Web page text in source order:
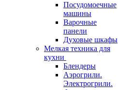
Посудомоечные
машины
Варочные
панели
Духовые шкафы
Мелкая техника для
кухни
Блендеры
Аэрогрили.
Электрогрили.